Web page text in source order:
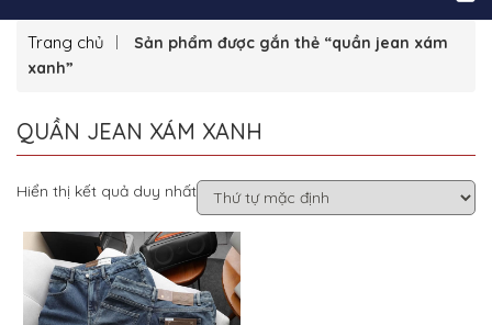
Trang chủ
Sản phẩm được gắn thẻ “quần jean xám
xanh”
QUẦN JEAN XÁM XANH
Hiển thị kết quả duy nhất